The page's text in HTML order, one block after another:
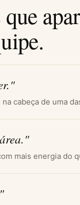
cabeça de uma
mais energia do